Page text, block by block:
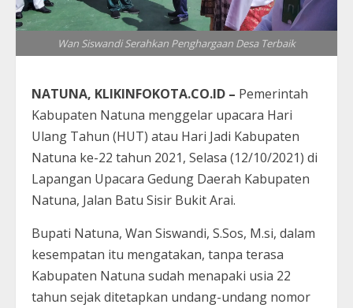
Wan Siswandi Serahkan Penghargaan Desa Terbaik
NATUNA, KLIKINFOKOTA.CO.ID – Pemerintah
Kabupaten Natuna menggelar upacara Hari
Ulang Tahun (HUT) atau Hari Jadi Kabupaten
Natuna ke-22 tahun 2021, Selasa (12/10/2021) di
Lapangan Upacara Gedung Daerah Kabupaten
Natuna, Jalan Batu Sisir Bukit Arai.
Bupati Natuna, Wan Siswandi, S.Sos, M.si, dalam
kesempatan itu mengatakan, tanpa terasa
Kabupaten Natuna sudah menapaki usia 22
tahun sejak ditetapkan undang-undang nomor